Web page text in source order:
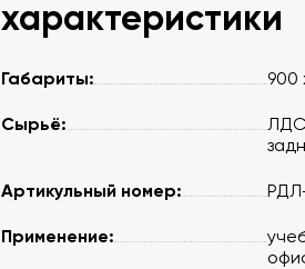
характеристики
Габариты: 900
Сырьё:
Артикульный номер:
Применение: